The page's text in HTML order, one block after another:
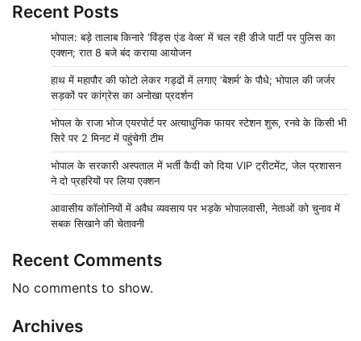
Recent Posts
भोपाल: बड़े तालाब किनारे ‘विंड्स एंड वेव्स’ में चल रही डीजे पार्टी पर पुलिस का
एक्शन; रात 8 बजे बंद कराया आयोजन
हाथ में महापौर की फोटो लेकर गड्ढों में लगाए ‘बेशर्म’ के पौधे; भोपाल की जर्जर
सड़कों पर कांग्रेस का अनोखा प्रदर्शन
भोपल के राजा भोज एयरपोर्ट पर अत्याधुनिक फायर स्टेशन शुरू, रनवे के किसी भी
सिरे पर 2 मिनट में पहुंचेगी टीम
भोपाल के सरकारी अस्पताल में भर्ती कैदी को दिया VIP ट्रीटमेंट, जेल प्रशासन
ने दो प्रहरियों पर लिया एक्शन
आवासीय कॉलोनियों में अवैध व्यवसाय पर भड़के भोपालवासी, नेताओं को चुनाव में
सबक सिखाने की चेतावनी
Recent Comments
No comments to show.
Archives